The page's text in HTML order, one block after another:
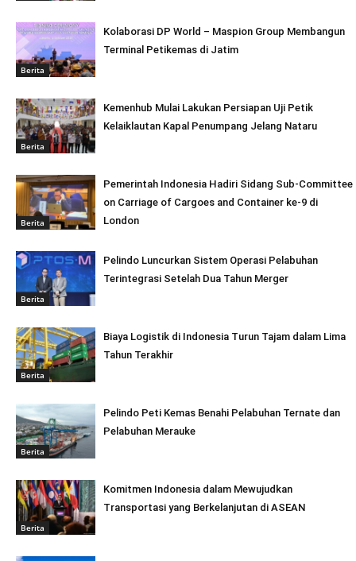
Berita
Kolaborasi DP World – Maspion Group Membangun
Terminal Petikemas di Jatim
Berita
Kemenhub Mulai Lakukan Persiapan Uji Petik
Kelaiklautan Kapal Penumpang Jelang Nataru
Berita
Pemerintah Indonesia Hadiri Sidang Sub-Committee
on Carriage of Cargoes and Container ke-9 di
London
Berita
Pelindo Luncurkan Sistem Operasi Pelabuhan
Terintegrasi Setelah Dua Tahun Merger
Berita
Biaya Logistik di Indonesia Turun Tajam dalam Lima
Tahun Terakhir
Berita
Pelindo Peti Kemas Benahi Pelabuhan Ternate dan
Pelabuhan Merauke
Berita
Komitmen Indonesia dalam Mewujudkan
Transportasi yang Berkelanjutan di ASEAN